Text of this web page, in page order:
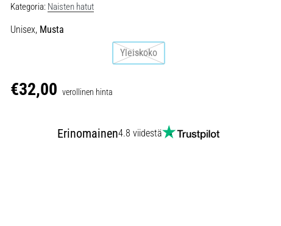
Kategoria: Naisten hatut
Unisex, Musta
Yleiskoko
€32,00 verollinen hinta
Erinomainen4.8 viidestä